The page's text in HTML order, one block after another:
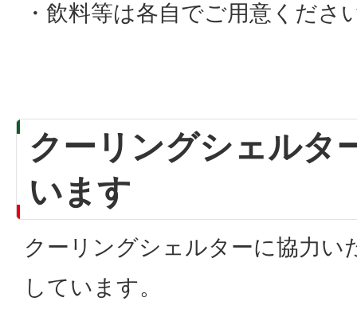
・飲料等は各自でご用意くださ
クーリングシェルタ
います
クーリングシェルターに協力い
しています。